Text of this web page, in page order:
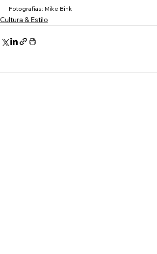
Fotografias: Mike Bink
Cultura & Estilo